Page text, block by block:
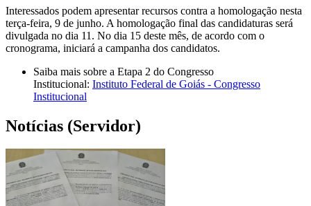
Interessados podem apresentar recursos contra a homologação nesta
terça-feira, 9 de junho. A homologação final das candidaturas será
divulgada no dia 11. No dia 15 deste mês, de acordo com o
cronograma, iniciará a campanha dos candidatos.
Saiba mais sobre a Etapa 2 do Congresso
Institucional: Instituto Federal de Goiás - Congresso
Institucional
Notícias (Servidor)